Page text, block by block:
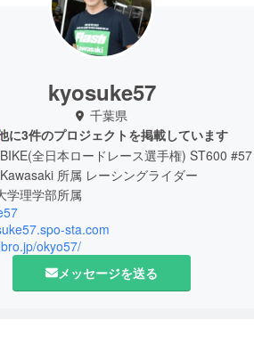
kyosuke57
千葉県
に3件のプロジェクトを掲載しています
全日本ロードレース選手権) ST600 #57
所属 レーシングライダー
理学部所属
sta.com
okyo57/
メッセージを送る